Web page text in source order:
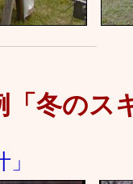
「冬のス